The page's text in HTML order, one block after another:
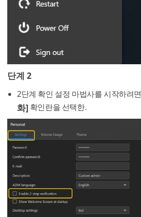
단계 2
2단계 확인 설정 마법사를 시작하려면
화] 확인란을 선택한.